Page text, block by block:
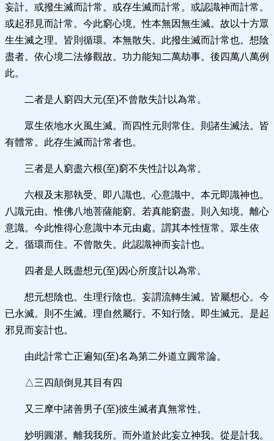
妄計。或撥生滅而計常。或存生滅而計常。或認識神而計常。
或起邪見而計常。今此窮心境。性本無因無生滅。故以十方眾
生生滅之理。皆則循環。本無散失。此撥生滅而計常也。想陰
盡者。依心境二法修觀故。功力能知二萬劫事。後四萬八萬例
此。
二者是人窮四大元(至)不曾散失計以為常。
眾生依地水火風生滅。而四性元則常住。則諸生滅法。皆
有體常。此存生滅而計常者也。
三者是人窮盡六根(至)窮不失性計以為常。
六根及末那執受。即八識也。心意識中。本元即識神也。
八識元由。惟佛八地菩薩能窮。若真能窮盡。則入知境。離心
意識。今此惟得心意識中本元由處。謂其本性恆常。眾生依
之。循環而住。不曾散失。此認識神而妄計也。
四者是人既盡想元(至)因心所度計以為常。
想元想陰也。生理行陰也。妄謂流轉生滅。皆屬想心。今
已永滅。則不生滅。理自然屬行。不知行陰。即生滅元。是起
邪見而妄計也。
由此計常亡正遍知(至)名為第二外道立圓常論。
△三四顛倒見其目有四
又三摩中諸善男子(至)彼生滅者真無常性。
妙明圓湛。離我我所。而外道於此妄立神我。從是計我。